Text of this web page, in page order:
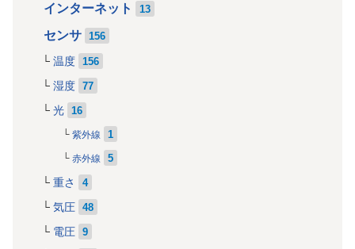
インターネット 13
センサ 156
温度 156
湿度 77
光 16
紫外線 1
赤外線 5
重さ 4
気圧 48
電圧 9